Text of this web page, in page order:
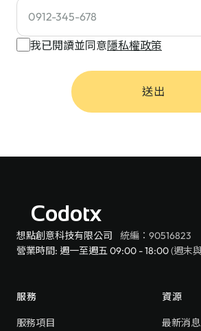
我已閱讀並同意隱私權政策
送出
Codotx
想點創意科技有限公司
統編：90516823
營業時間: 週一至週五 09:00 - 18:00(週末
服務
服務項目
資源
最新消息